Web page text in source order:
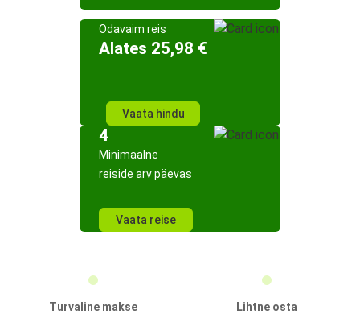
Odavaim reis
Alates 25,98 €
Vaata hindu
4
Minimaalne
reiside arv päevas
Vaata reise
Turvaline makse
Lihtne osta